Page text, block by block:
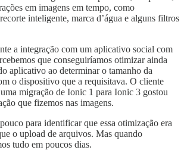
em imagens em tempo, como
inteligente, marca d’água e alguns filtros
a integração com um aplicativo social com
que conseguiríamos otimizar ainda
aplicativo ao determinar o tamanho da
o dispositivo que a requisitava. O cliente
migração de Ionic 1 para Ionic 3 gostou
que fizemos nas imagens.
para identificar que essa otimização era
o upload de arquivos. Mas quando
tudo em poucos dias.